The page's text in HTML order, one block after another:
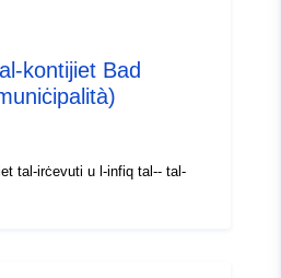
kontijiet Bad
tal-irċevuti u l-infiq tal-- tal-